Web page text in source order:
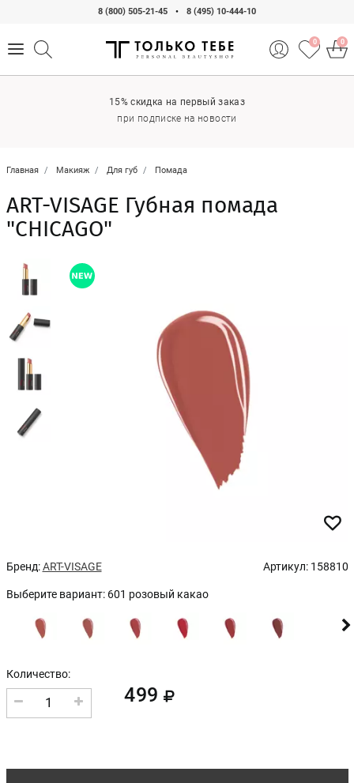
8 (800) 505-21-45 • 8 (495) 10-444-10
0 0
15% скидка на первый заказ
при подписке на новости
Главная Макияж Для губ Помада
ART-VISAGE Губная помада
"CHICAGO"
Бренд:ART-VISAGE Артикул: 158810
Выберите вариант: 601 розовый какао
Количество:
1 499